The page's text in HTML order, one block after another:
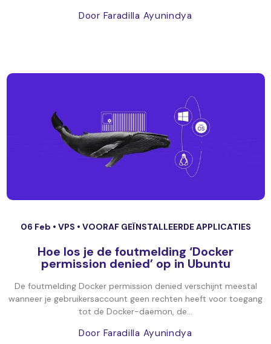
Door Faradilla Ayunindya
06 Feb • VPS • VOORAF GEÏNSTALLEERDE APPLICATIES
Hoe los je de foutmelding ‘Docker
permission denied’ op in Ubuntu
De foutmelding Docker permission denied verschijnt meestal
wanneer je gebruikersaccount geen rechten heeft voor toegang
tot de Docker-daemon, de...
Door Faradilla Ayunindya